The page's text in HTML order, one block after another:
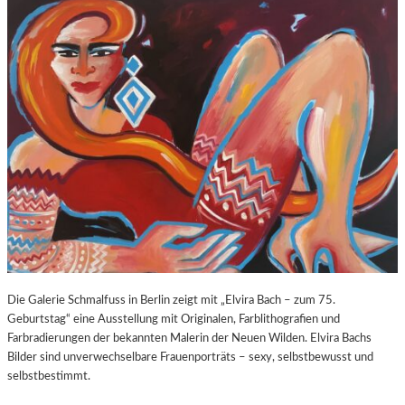
A
R
T
S
2
0
.
G
E
B
U
R
S
T
A
G
X
P
O
S
U
E
“
I
N
D
E
R
O
R
N
F
Die Galerie Schmalfuss in Berlin zeigt mit „Elvira Bach – zum 75.
Geburtstag“ eine Ausstellung mit Originalen, Farblithografien und
Farbradierungen der bekannten Malerin der Neuen Wilden. Elvira Bachs
Bilder sind unverwechselbare Frauenporträts – sexy, selbstbewusst und
selbstbestimmt.